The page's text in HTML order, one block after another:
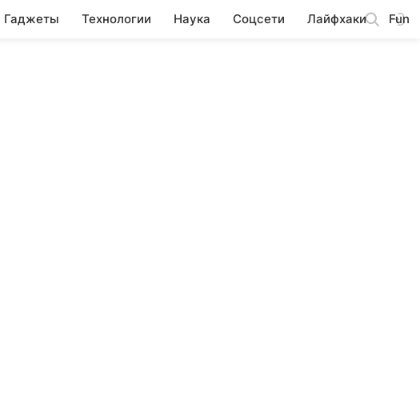
Гаджеты Технологии Наука Соцсети Лайфхаки Fun